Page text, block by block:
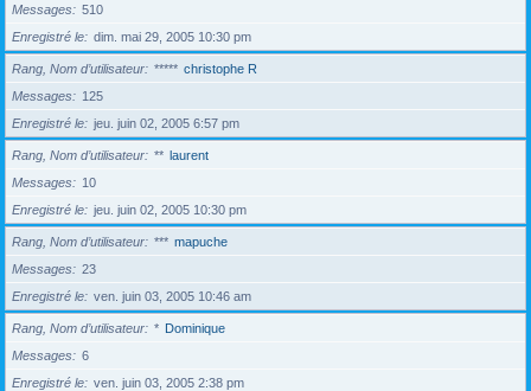
Messages
510
Enregistré le
dim. mai 29, 2005 10:30 pm
Rang, Nom d’utilisateur ***** christophe R
Messages
125
Enregistré le
jeu. juin 02, 2005 6:57 pm
Rang, Nom d’utilisateur ** laurent
Messages
10
Enregistré le
jeu. juin 02, 2005 10:30 pm
Rang, Nom d’utilisateur *** mapuche
Messages
23
Enregistré le
ven. juin 03, 2005 10:46 am
Rang, Nom d’utilisateur * Dominique
Messages
6
Enregistré le
ven. juin 03, 2005 2:38 pm